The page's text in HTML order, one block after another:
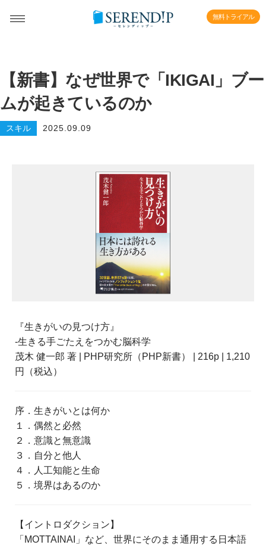
無料トライアル
【新書】なぜ世界で「IKIGAI」ブー
ムが起きているのか
スキル 2025.09.09
『生きがいの見つけ方』
-生きる手ごたえをつかむ脳科学
茂木 健一郎 著 | PHP研究所（PHP新書） | 216p | 1,210
円（税込）
序．生きがいとは何か
１．偶然と必然
２．意識と無意識
３．自分と他人
４．人工知能と生命
５．境界はあるのか
【イントロダクション】
「MOTTAINAI」など、世界にそのまま通用する日本語